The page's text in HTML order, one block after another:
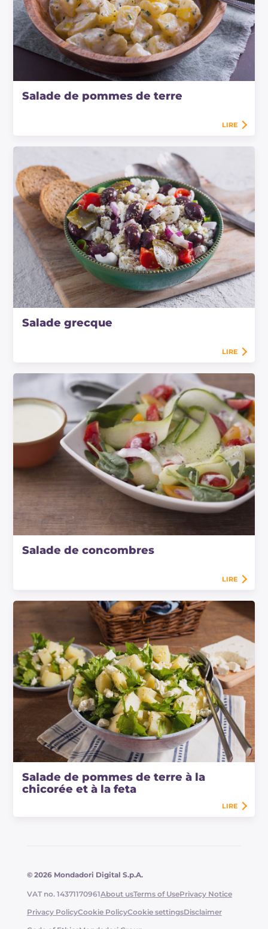
Salade de pommes de terre
LIRE
Salade grecque
LIRE
Salade de concombres
LIRE
Salade de pommes de terre à la
chicorée et à la feta
LIRE
© 2026 Mondadori Digital S.p.A.
VAT no. 14371170961About usTerms of UsePrivacy Notice
Privacy PolicyCookie PolicyCookie settingsDisclaimer